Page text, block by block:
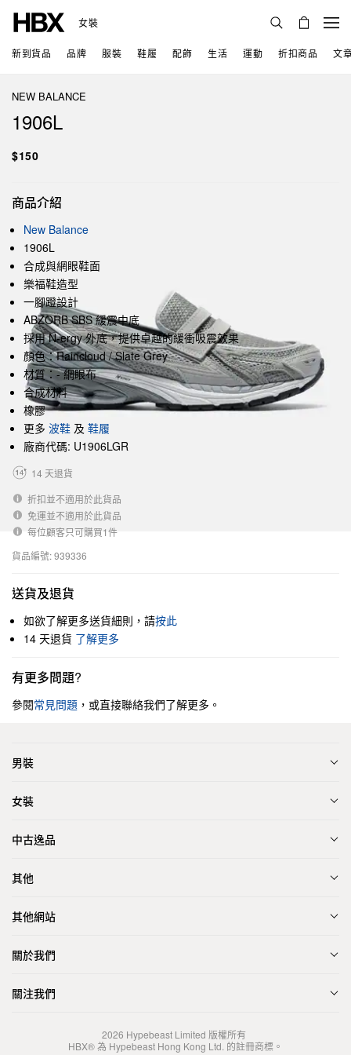
女裝
新到貨品 品牌 服裝 鞋履 配飾 生活 運動 折扣商品 文
NEW BALANCE
1906L
$150
商品介紹
New Balance
1906L
合成與網眼鞋面
樂福鞋造型
一腳蹬設計
ABZORB SBS 緩震中底
採用 N-ergy 外底，提供卓越的緩衝吸震效果
顏色：Raincloud / Slate Grey
材質：- 網眼布
合成材料
橡膠
更多 波鞋 及 鞋履
廠商代碼: U1906LGR
14 天退貨
折扣並不適用於此貨品
免運並不適用於此貨品
每位顧客只可購買1件
貨品編號: 939336
送貨及退貨
如欲了解更多送貨細則，請按此
14 天退貨 了解更多
有更多問題?
參閱常見問題 ，或直接聯絡我們了解更多。
男裝
女裝
中古逸品
其他
其他網站
關於我們
關注我們
2026 Hypebeast Limited 版權所有
HBX® 為 Hypebeast Hong Kong Ltd. 的註冊商標。